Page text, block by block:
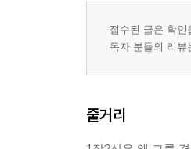
접수된 글은 확인
독자 분들의 리
줄거리